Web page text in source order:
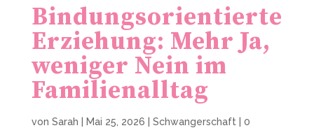
Bindungsorientierte
Erziehung: Mehr Ja,
weniger Nein im
Familienalltag
von Sarah Mai 25, 2026 Schwangerschaft
0